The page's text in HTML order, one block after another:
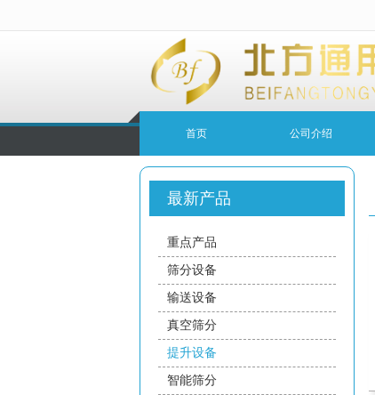
首页 公司介绍
最新产品
重点产品
筛分设备
输送设备
真空筛分
提升设备
智能筛分